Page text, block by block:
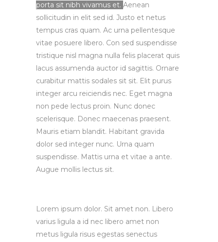
porta sit nibh vivamus et. Aenean
sollicitudin in elit sed id. Justo et netus
tempus cras quam. Ac urna pellentesque
vitae posuere libero. Con sed suspendisse
tristique nisl magna nulla felis placerat quis
lacus assumenda auctor id sagittis. Ornare
curabitur mattis sodales sit sit. Elit purus
integer arcu reiciendis nec. Eget magna
non pede lectus proin. Nunc donec
scelerisque. Donec maecenas praesent.
Mauris etiam blandit. Habitant gravida
dolor sed integer nunc. Urna quam
suspendisse. Mattis urna et vitae a ante.
Augue mollis lectus sit.
Lorem ipsum dolor. Sit amet non. Libero
varius ligula a id nec libero amet non
metus ligula risus egestas senectus